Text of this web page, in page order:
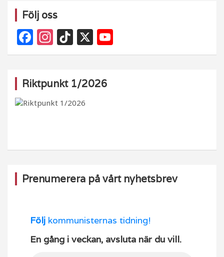
Följ oss
F
a
e
b
k
In
st
g
ra
Ti
k
o
k
X
o
Riktpunkt 1/2026
Prenumerera på vårt nyhetsbrev
Följ kommunisternas tidning!
En gång i veckan, avsluta när du vill.